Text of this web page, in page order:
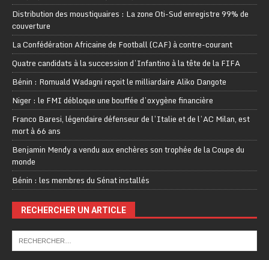
Distribution des moustiquaires : La zone Oti-Sud enregistre 99% de
couverture
La Confédération Africaine de Football (CAF) à contre-courant
Quatre candidats à la succession d’Infantino à la tête de la FIFA
Bénin : Romuald Wadagni reçoit le milliardaire Aliko Dangote
Niger : le FMI débloque une bouffée d’oxygène financière
Franco Baresi, légendaire défenseur de l’Italie et de l’AC Milan, est
mort à 66 ans
Benjamin Mendy a vendu aux enchères son trophée de la Coupe du
monde
Bénin : les membres du Sénat installés
RECHERCHER UN ARTICLE